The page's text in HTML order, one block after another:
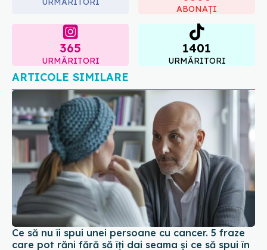
365 1401
URMĂRITORI
ARTICOLE SIMILARE
Ce să nu îi spui unei persoane cu cancer. 5 fraze
care pot răni fără să îți dai seama și ce să spui în
schimb
03 aug 2026, 16:56